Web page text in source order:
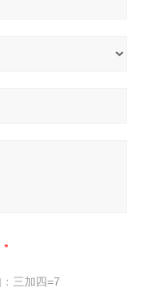
三加四=7